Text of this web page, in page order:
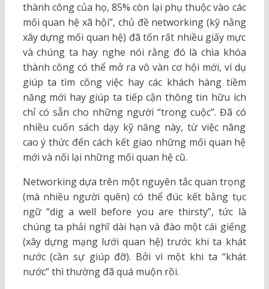
thành công của họ, 85% còn lại phụ thuộc vào các
mối quan hệ xã hội”, chủ đề networking (kỹ nằng
xây dựng mối quan hệ) đã tốn rất nhiều giấy mực
và chúng ta hay nghe nói rằng đó là chìa khóa
thành công có thể mở ra vô vàn cơ hội mới, ví dụ
giúp ta tìm công việc hay các khách hàng tiềm
năng mới hay giúp ta tiếp cận thông tin hữu ích
chỉ có sẵn cho những người “trong cuộc”. Đã có
nhiều cuốn sách dạy kỹ năng này, từ việc nâng
cao ý thức đến cách kết giao những mối quan hệ
mới và nối lại những mối quan hệ cũ.
Networking dựa trên một nguyên tắc quan trọng
(mà nhiều người quên) có thể đúc kết bằng tục
ngữ “dig a well before you are thirsty”, tức là
chúng ta phải nghĩ dài hạn và đào một cái giếng
(xây dựng mạng lưới quan hệ) trước khi ta khát
nước (cần sự giúp đỡ). Bởi vì một khi ta “khát
nước” thì thường đã quá muộn rồi.